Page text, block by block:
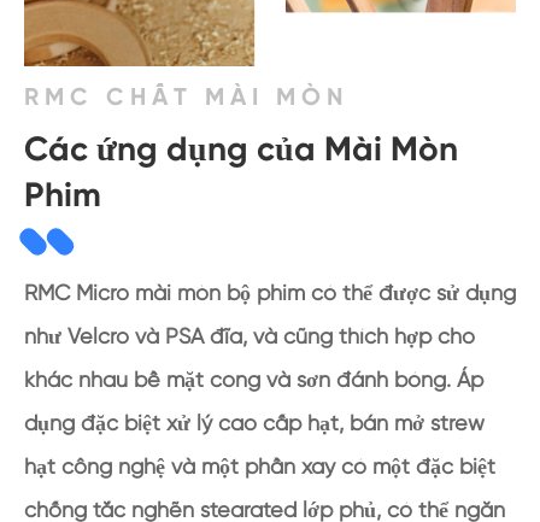
RMC CHẤT MÀI MÒN
Các ứng dụng của Mài Mòn
Phim
RMC Micro mài mòn bộ phim có thể được sử dụng
như Velcro và PSA đĩa, và cũng thích hợp cho
khác nhau bề mặt cong và sơn đánh bóng. Áp
dụng đặc biệt xử lý cao cấp hạt, bán mở strew
hạt công nghệ và một phần xay có một đặc biệt
chống tắc nghẽn stearated lớp phủ, có thể ngăn